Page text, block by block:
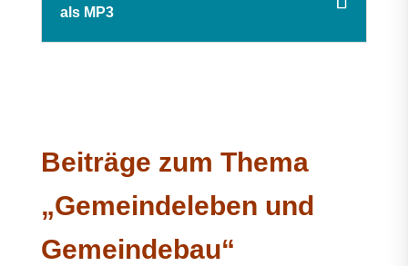
als MP3
Beiträge zum Thema
„Gemeindeleben und
Gemeindebau“